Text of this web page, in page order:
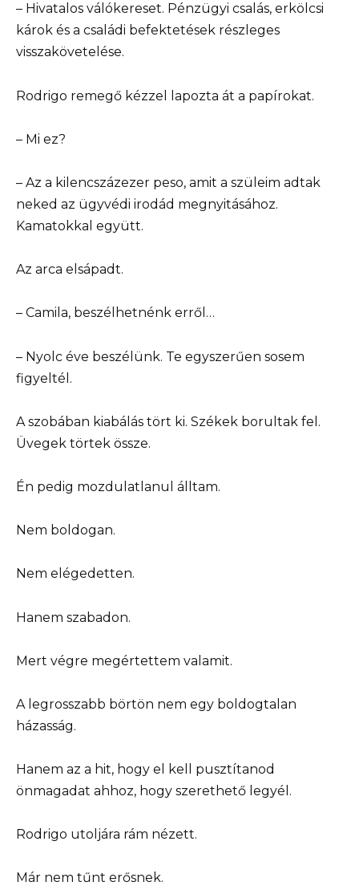
– Hivatalos válókereset. Pénzügyi csalás, erkölcsi
károk és a családi befektetések részleges
visszakövetelése.
Rodrigo remegő kézzel lapozta át a papírokat.
– Mi ez?
– Az a kilencszázezer peso, amit a szüleim adtak
neked az ügyvédi irodád megnyitásához.
Kamatokkal együtt.
Az arca elsápadt.
– Camila, beszélhetnénk erről…
– Nyolc éve beszélünk. Te egyszerűen sosem
figyeltél.
A szobában kiabálás tört ki. Székek borultak fel.
Üvegek törtek össze.
Én pedig mozdulatlanul álltam.
Nem boldogan.
Nem elégedetten.
Hanem szabadon.
Mert végre megértettem valamit.
A legrosszabb börtön nem egy boldogtalan
házasság.
Hanem az a hit, hogy el kell pusztítanod
önmagadat ahhoz, hogy szerethető legyél.
Rodrigo utoljára rám nézett.
Már nem tűnt erősnek.